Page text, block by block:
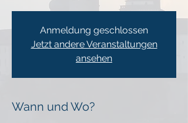
Anmeldung geschlossen
Jetzt andere Veranstaltungen
ansehen
Wann und Wo?